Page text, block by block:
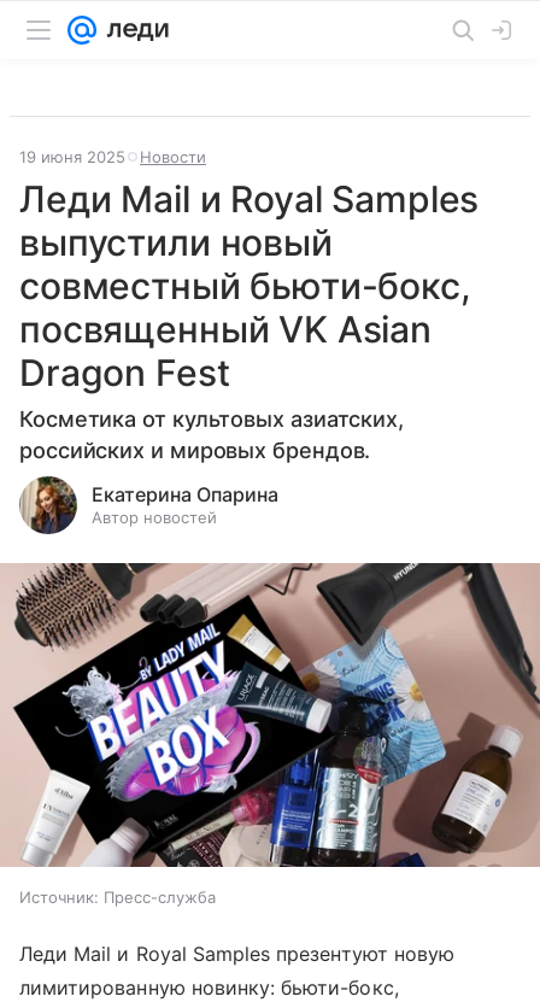
19 июня 2025 Новости
Леди Mail и Royal Samples
выпустили новый
совместный бьюти-бокс,
посвященный VK Asian
Dragon Fest
Косметика от культовых азиатских,
российских и мировых брендов.
Екатерина Опарина
Автор новостей
Источник: Пресс-служба
Леди Mail и Royal Samples презентуют новую
лимитированную новинку: бьюти-бокс,